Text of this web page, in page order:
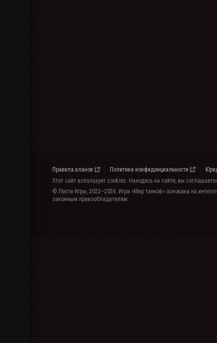
Правила кланов Политика конфиденциальности
Этот сайт использует cookies. Находясь на сайте, вы
© Леста Игры, 2022–2026. Игра «Мир танков» основана на
законным правообладателям.